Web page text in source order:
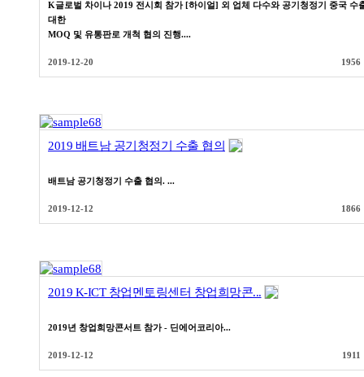
K글로벌 차이나 2019 전시회 참가 [하이얼] 외 업체 다수와 공기청정기 중국 수
대한
MOQ 및 유통판로 개척 협의 진행....
2019-12-20 1956
2019 배트남 공기청정기 수출 협의
배트남 공기청정기 수출 협의. ...
2019-12-12 1866
2019 K-ICT 창업멘토링센터 창업희망콘...
2019년 창업희망콘서트 참가 - 딘에어코리아...
2019-12-12 1911